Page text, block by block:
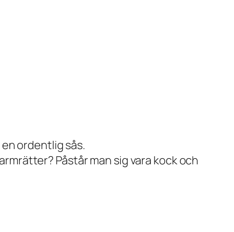
ordentlig sås.
Påstår man sig vara kock och